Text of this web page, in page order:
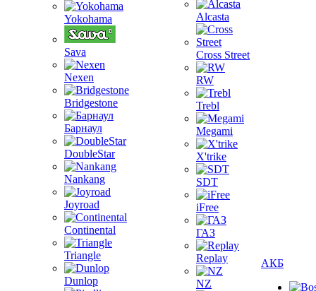
Yokohama
Sava
Nexen
Bridgestone
Барнаул
DoubleStar
Nankang
Joyroad
Continental
Triangle
Dunlop
Alcasta
Cross Street
RW
Trebl
Megami
X'trike
SDT
iFree
ГАЗ
Replay
NZ
АКБ